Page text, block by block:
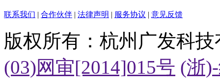
联系我们 | 合作伙伴 | 法律声明 | 服务协议 | 意见反馈
版权所有：杭州广发科
(03)网审[2014]015号 (浙